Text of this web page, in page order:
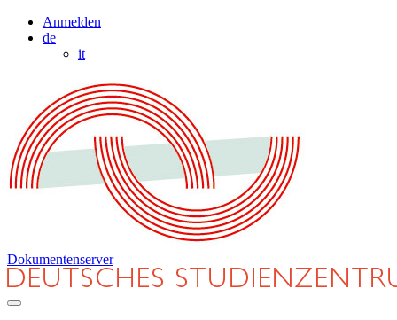
Anmelden
de
it
Dokumentenserver